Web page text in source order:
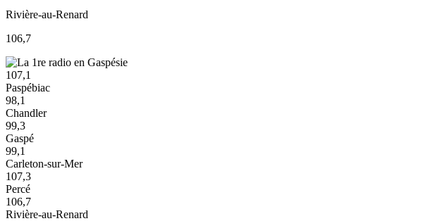
Rivière-au-Renard
106,7
107,1
Paspébiac
98,1
Chandler
99,3
Gaspé
99,1
Carleton-sur-Mer
107,3
Percé
106,7
Rivière-au-Renard